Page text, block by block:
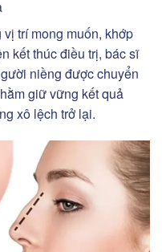
trí mong muốn, khớp
kết thúc điều trị, bác sĩ
niềng được chuyển
giữ vững kết quả
xô lệch trở lại.